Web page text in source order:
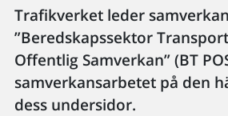
Trafikverket leder
”Beredskapssektor
Offentlig Samverkan” (BT
samverkansarbetet på den
dess undersidor.